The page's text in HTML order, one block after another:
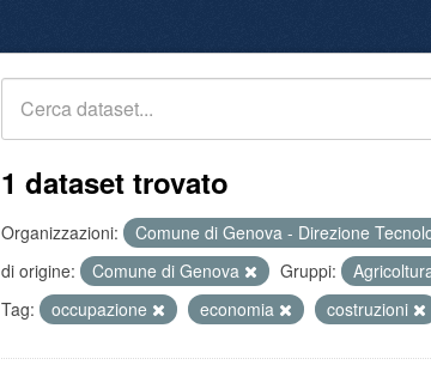
1 dataset trovato
Organizzazioni: Comune di Genova - Direzione
di origine:
Comune di Genova Gruppi:
Tag:
occupazione economia costruzioni